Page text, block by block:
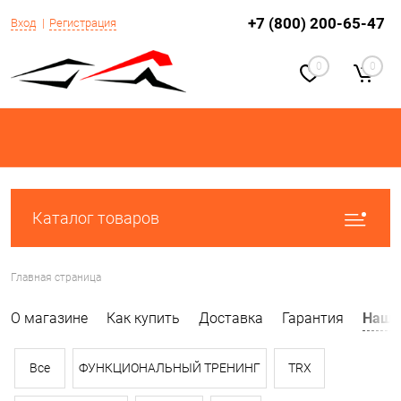
Вход Регистрация +7 (800) 200-65-47
0 0
Каталог товаров
Главная страница
О магазине Как купить Доставка Гарантия
Все ФУНКЦИОНАЛЬНЫЙ ТРЕНИНГ TRX